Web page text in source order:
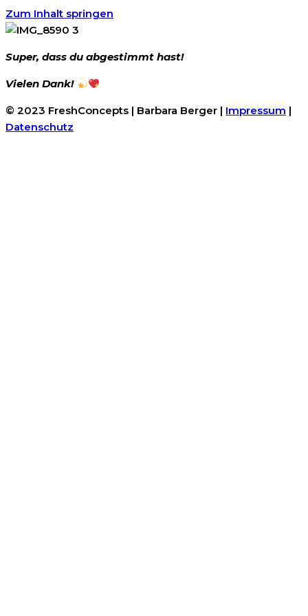
Zum Inhalt springen
Super, dass du abgestimmt hast!
Vielen Dank!
© 2023 FreshConcepts | Barbara Berger | Impressum |
Datenschutz